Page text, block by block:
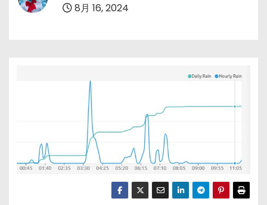
8月 16, 2024